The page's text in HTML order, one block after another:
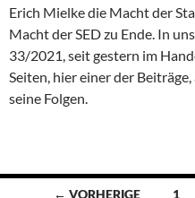
Erich Mielke die Macht der
Macht der SED zu Ende. In
33/2021, seit gestern im
Seiten, hier einer der
seine Folgen.
← VORHERIGE 1